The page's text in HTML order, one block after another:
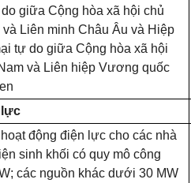
giữa Cộng hòa xã hội chủ
Liên minh Châu Âu và Hiệp
tự do giữa Cộng hòa xã hội
và Liên hiệp Vương quốc
lực
động điện lực cho các nhà
sinh khối có quy mô công
các nguồn khác dưới 30 MW